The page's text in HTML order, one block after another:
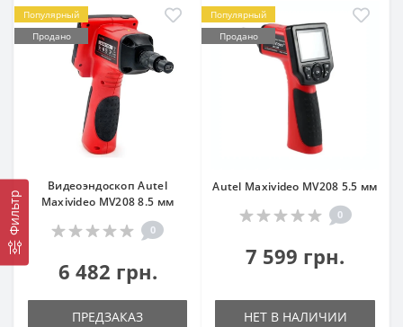
Фильтр
Популярный
Продано
Видеоэндоскоп Autel
Maxivideo MV208 8.5 мм
0
6 482 грн.
ПРЕДЗАКАЗ
Популярный
Продано
Autel Maxivideo MV208 5.5 мм
0
7 599 грн.
НЕТ В НАЛИЧИИ